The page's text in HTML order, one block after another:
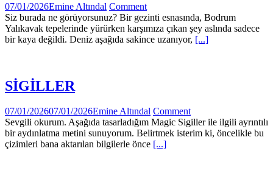
07/01/2026Emine Altındal Comment
Siz burada ne görüyorsunuz? Bir gezinti esnasında, Bodrum
Yalıkavak tepelerinde yürürken karşımıza çıkan şey aslında sadece
bir kaya değildi. Deniz aşağıda sakince uzanıyor, [...]
SİGİLLER
07/01/202607/01/2026Emine Altındal Comment
Sevgili okurum. Aşağıda tasarladığım Magic Sigiller ile ilgili ayrıntılı
bir aydınlatma metini sunuyorum. Belirtmek isterim ki, öncelikle bu
çizimleri bana aktarılan bilgilerle önce [...]